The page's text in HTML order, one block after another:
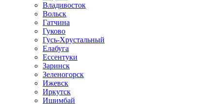
Владивосток
Вольск
Гатчина
Гуково
Гусь-Хрустальный
Елабуга
Ессентуки
Заринск
Зеленогорск
Ижевск
Иркутск
Ишимбай